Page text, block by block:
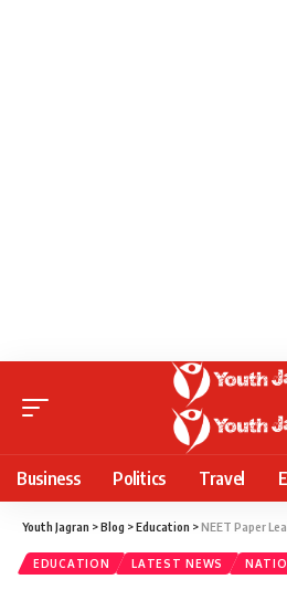
Business Politics Travel
Youth Jagran >Blog >Education >NEET Paper Leak Protest: जंतर-
EDUCATION LATEST NEWS